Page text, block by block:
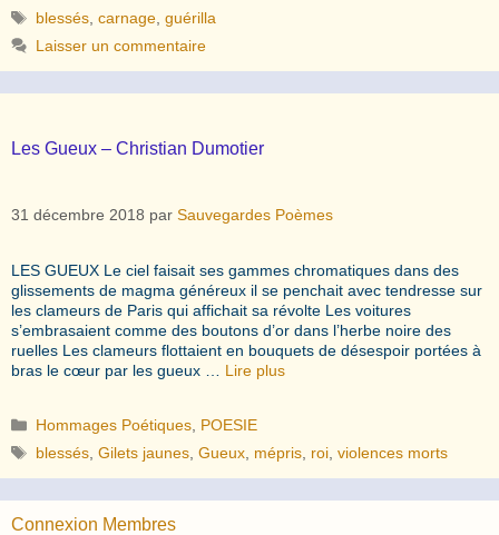
Étiquettes
blessés ,carnage ,guérilla
Laisser un commentaire
Les Gueux – Christian Dumotier
31 décembre 2018 par Sauvegardes Poèmes
LES GUEUX Le ciel faisait ses gammes chromatiques dans des
glissements de magma généreux il se penchait avec tendresse sur
les clameurs de Paris qui affichait sa révolte Les voitures
s’embrasaient comme des boutons d’or dans l’herbe noire des
ruelles Les clameurs flottaient en bouquets de désespoir portées à
bras le cœur par les gueux … Lire plus
Catégories
Hommages Poétiques POESIE
Étiquettes
blessés ,Gilets jaunes ,Gueux mépris roi ,violences morts
Connexion Membres